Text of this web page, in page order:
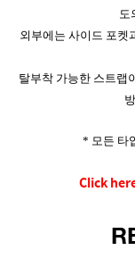
도
외부에는 사이드 포켓
탈부착 가능한 스트랩
* 모든 타
Click